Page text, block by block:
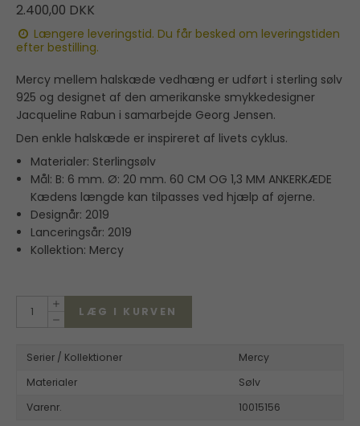
2.400,00 DKK
Længere leveringstid. Du får besked om leveringstiden
efter bestilling.
Mercy mellem halskæde vedhæng er udført i sterling sølv
925 og designet af den amerikanske smykkedesigner
Jacqueline Rabun i samarbejde Georg Jensen.
Den enkle halskæde er inspireret af livets cyklus.
Materialer: Sterlingsølv
Mål: B: 6 mm. Ø: 20 mm. 60 CM OG 1,3 MM ANKERKÆDE
Kædens længde kan tilpasses ved hjælp af øjerne.
Designår: 2019
Lanceringsår: 2019
Kollektion: Mercy
LÆG I KURVEN
Serier / Kollektioner
Mercy
Materialer
Sølv
Varenr.
10015156